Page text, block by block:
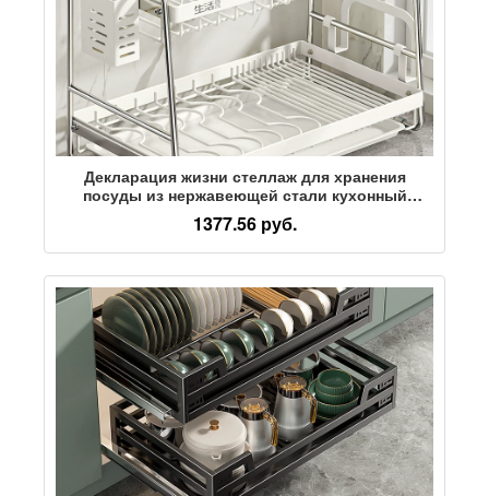
Декларация жизни стеллаж для хранения
посуды из нержавеющей стали кухонный
многофункциональный стеллаж для слива
посуды новинка 2025 года
1377.56 руб.